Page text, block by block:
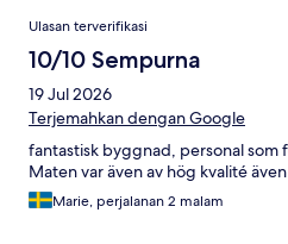
Ulasan
Ulasan terverifikasi
10/10 Sempurna
19 Jul 2026
Terjemahkan dengan Google
fantastisk byggnad, personal som
Maten var även av hög kvalité
Marie, perjalanan 2 malam